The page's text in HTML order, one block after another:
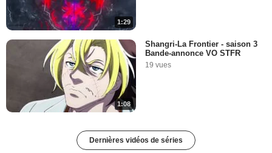
1:29
1:08
Shangri-La Frontier - saison 3
Bande-annonce VO STFR
19 vues
Dernières vidéos de séries